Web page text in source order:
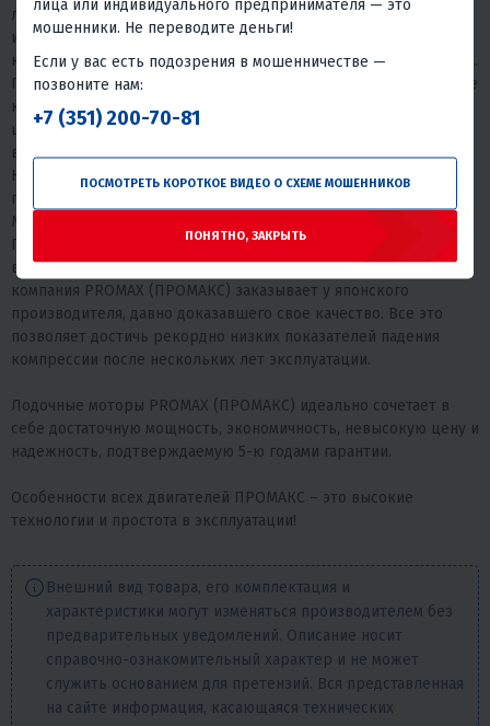
легкостью осуществить запуск двигателя в любых условиях, а
инновационная система подачи топлива PROMAX от известной
компании Keihin даст значительную экономию расхода топлива.
Подверженные наибольшим нагрузкам детали двигателя, такие
как гребной и торсионный вал, ведущая и ведомая
шестеренка, шейки коленчатого вала выполнены из
высокоуглеродистой стали, что увеличивает срок их службы.
Кроме того, для защиты от коррозии применяется оцинковка
полостей двигателя и протекторный анод от канадской марки
Martyr, что увеличивает срок службы металлических деталей.
Подшипники и шестерни, от качества которых зависит работа
всего двигателя и которым уделяется повышенное внимание,
компания PROMAX (ПРОМАКС) заказывает у японского
производителя, давно доказавшего свое качество. Все это
позволяет достичь рекордно низких показателей падения
компрессии после нескольких лет эксплуатации.
Лодочные моторы PROMAX (ПРОМАКС) идеально сочетает в
себе достаточную мощность, экономичность, невысокую цену и
надежность, подтверждаемую 5-ю годами гарантии.
Особенности всех двигателей ПРОМАКС – это высокие
технологии и простота в эксплуатации!
Внешний вид товара, его комплектация и
характеристики могут изменяться производителем без
предварительных уведомлений. Описание носит
справочно-ознакомительный характер и не может
служить основанием для претензий. Вся представленная
на сайте информация, касающаяся технических
лица или индивидуального предпринимателя — это
мошенники. Не переводите деньги!
Если у вас есть подозрения в мошенничестве —
позвоните нам:
+7 (351) 200-70-81
ПОСМОТРЕТЬ КОРОТКОЕ ВИДЕО О СХЕМЕ МОШЕННИКОВ
ПОНЯТНО, ЗАКРЫТЬ